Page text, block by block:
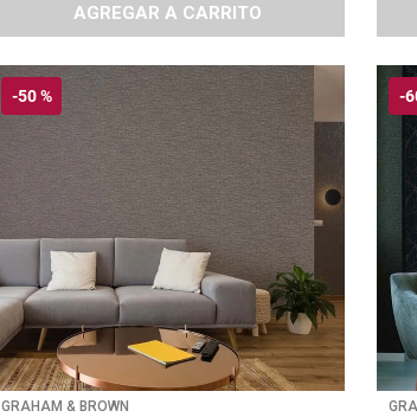
AGREGAR A CARRITO
-50 %
GRAHAM & BROWN
-